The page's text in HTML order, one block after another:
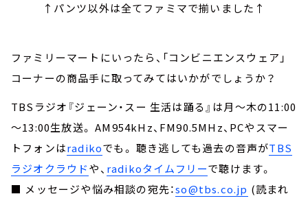
↑パンツ以外は全てファミマで揃いました↑
ファミリーマートにいったら、「コンビニエンスウェア」
コーナーの商品手に取ってみてはいかがでしょうか？
TBSラジオ『ジェーン・スー 生活は踊る』は月～木の11:00
～13:00生放送。 AM954kHz、FM90.5MHz、PCやスマー
トフォンはradikoでも。 聴き逃しても過去の音声がTBS
ラジオクラウドや、 radikoタイムフリーで聴けます。
■ メッセージや悩み相談の宛先：so@tbs.co.jp (読まれ